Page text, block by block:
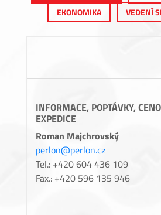
EKONOMIKA
VEDENÍ
INFORMACE, POPTÁVKY,
EXPEDICE
Roman Majchrovský
perlon@perlon.cz
Tel.: +420 604 436 109
Fax.: +420 596 135 946